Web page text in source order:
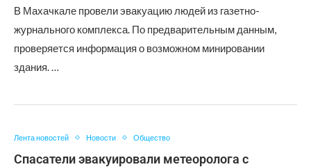
В Махачкале провели эвакуацию людей из газетно-
журнального комплекса. По предварительным данным,
проверяется информация о возможном минировании
здания. …
Лента новостей Новости Общество
Спасатели эвакуировали метеоролога с